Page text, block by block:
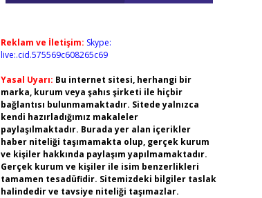
Reklam ve İletişim: Skype:
live:.cid.575569c608265c69
Yasal Uyarı: Bu internet sitesi, herhangi bir
marka, kurum veya şahıs şirketi ile hiçbir
bağlantısı bulunmamaktadır. Sitede yalnızca
kendi hazırladığımız makaleler
paylaşılmaktadır. Burada yer alan içerikler
haber niteliği taşımamakta olup, gerçek kurum
ve kişiler hakkında paylaşım yapılmamaktadır.
Gerçek kurum ve kişiler ile isim benzerlikleri
tamamen tesadüfidir. Sitemizdeki bilgiler taslak
halindedir ve tavsiye niteliği taşımazlar.